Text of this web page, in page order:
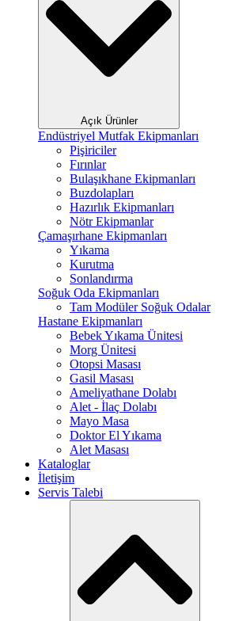
Açık Ürünler
Endüstriyel Mutfak Ekipmanları
Pişiriciler
Fırınlar
Bulaşıkhane Ekipmanları
Buzdolapları
Hazırlık Ekipmanları
Nötr Ekipmanlar
Çamaşırhane Ekipmanları
Yıkama
Kurutma
Sonlandırma
Soğuk Oda Ekipmanları
Tam Modüler Soğuk Odalar
Hastane Ekipmanları
Bebek Yıkama Ünitesi
Morg Ünitesi
Otopsi Masası
Gasil Masası
Ameliyathane Dolabı
Alet - İlaç Dolabı
Mayo Masa
Doktor El Yıkama
Alet Masası
Kataloglar
İletişim
Servis Talebi